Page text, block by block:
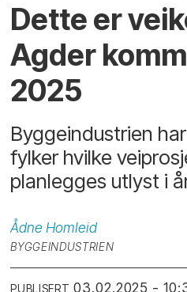
Dette er
Agder
2025
Byggeindustrien
fylker hvilke
planlegges utlyst i
Ådne Homleid
BYGGEINDUSTRIEN
PUBLISERT 03.02.2025 -